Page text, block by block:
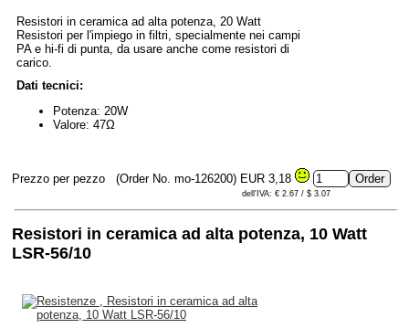
Resistori in ceramica ad alta potenza, 20 Watt
Resistori per l'impiego in filtri, specialmente nei campi
PA e hi-fi di punta, da usare anche come resistori di
carico.
Dati tecnici:
Potenza: 20W
Valore: 47Ω
Prezzo per pezzo (Order No. mo-126200) EUR 3,18
dell'IVA: € 2.67 / $ 3.07
Resistori in ceramica ad alta potenza, 10 Watt
LSR-56/10